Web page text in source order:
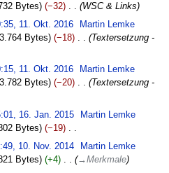
Bytes −32 ‎ WSC & Links
11. Okt. 2016
Martin Lemke
Bytes −18 ‎
Textersetzung -
11. Okt. 2016
Martin Lemke
Bytes −20 ‎
Textersetzung -
16. Jan. 2015
Martin Lemke
Bytes −19 ‎
10. Nov. 2014
Martin Lemke
Bytes +4 ‎ →Merkmale